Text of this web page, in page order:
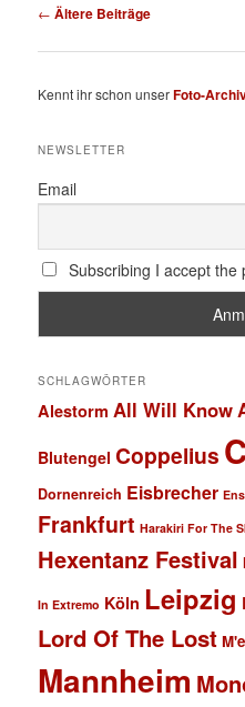
Beitragsnavigation
← Ältere Beiträge
Kennt ihr schon unserFoto-
NEWSLETTER
Email
Subscribing I accept the
SCHLAGWÖRTER
Alestorm All Will Know
Blutengel Coppelius
Dornenreich Eisbrecher
Frankfurt Harakiri For The
Hexentanz Festival
In Extremo Köln Leipzig
Lord Of The Lost
Mannheim